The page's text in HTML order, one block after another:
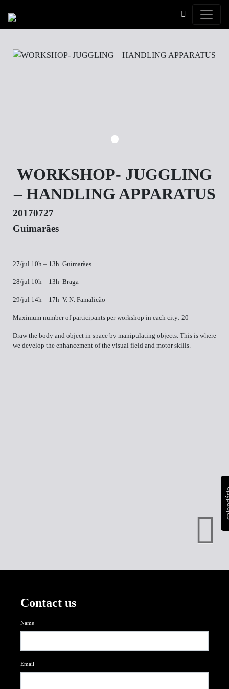
WORKSHOP- JUGGLING
– HANDLING APPARATUS
20170727
Guimarães
27/jul 10h – 13h Guimarães
28/jul 10h – 13h Braga
29/jul 14h – 17h V. N. Famalicão
Maximum number of participants per workshop in each city: 20
Draw the body and object in space by manipulating objects. This is where
we develop the enhancement of the visual field and motor skills.
Contact us
Name
Email